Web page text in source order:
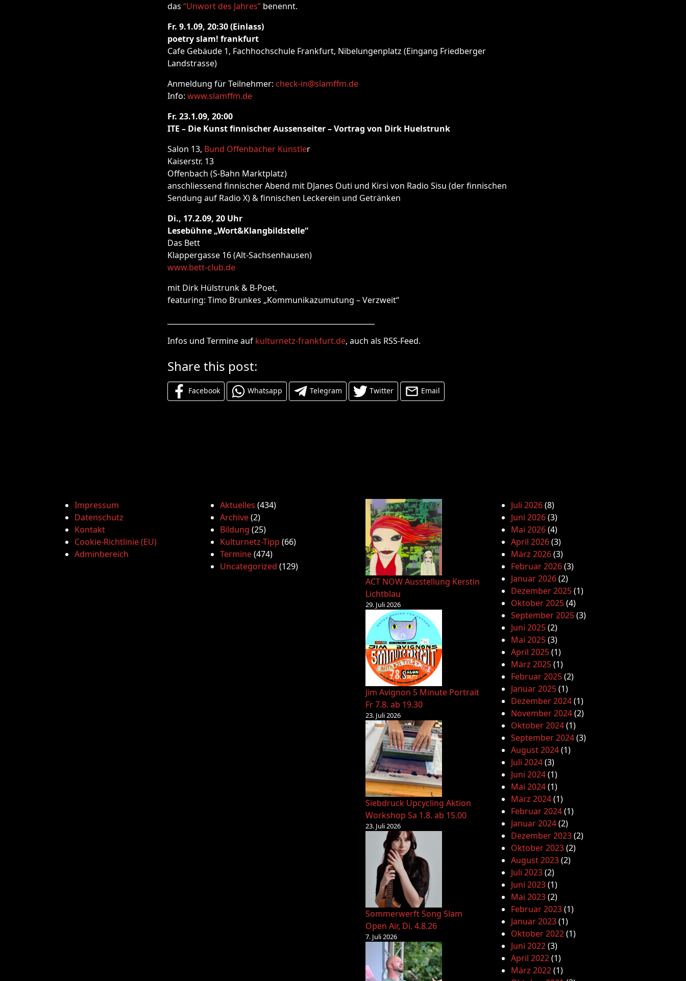
das “Unwort des Jahres” benennt.
Fr. 9.1.09, 20:30 (Einlass)
poetry slam! frankfurt
Cafe Gebäude 1, Fachhochschule Frankfurt, Nibelungenplatz (Eingang Friedberger
Landstrasse)
Anmeldung für Teilnehmer: check-in@slamffm.de
Info: www.slamffm.de
Fr. 23.1.09, 20:00
ITE – Die Kunst finnischer Aussenseiter – Vortrag von Dirk Huelstrunk
Salon 13, Bund Offenbacher Künstler
Kaiserstr. 13
Offenbach (S-Bahn Marktplatz)
anschliessend finnischer Abend mit DJanes Outi und Kirsi von Radio Sisu (der finnischen
Sendung auf Radio X) & finnischen Leckerein und Getränken
Di., 17.2.09, 20 Uhr
Lesebühne „Wort&Klangbildstelle“
Das Bett
Klappergasse 16 (Alt-Sachsenhausen)
www.bett-club.de
mit Dirk Hülstrunk & B-Poet,
featuring: Timo Brunkes „Kommunikazumutung – Verzweit“
Infos und Termine auf kulturnetz-frankfurt.de, auch als RSS-Feed.
Share this post:
Facebook Whatsapp Telegram Twitter Email
Impressum
Datenschutz
Kontakt
Cookie-Richtlinie (EU)
Adminbereich
Aktuelles (434)
Archive(2)
Bildung (25)
Kulturnetz-Tipp (66)
Termine(474)
Uncategorized (129)
ACT NOW Ausstellung Kerstin
Lichtblau
29. Juli 2026
Jim Avignon 5 Minute Portrait
Fr 7.8. ab 19.30
23. Juli 2026
Siebdruck Upcycling Aktion
Workshop Sa 1.8. ab 15.00
23. Juli 2026
Sommerwerft Song Slam
Open Air, Di. 4.8.26
7. Juli 2026
Juli 2026(8)
Juni 2026(3)
Mai 2026(4)
April 2026(3)
März 2026(3)
Februar 2026(3)
Januar 2026(2)
Dezember 2025(1)
Oktober 2025(4)
September 2025(3)
Juni 2025(2)
Mai 2025(3)
April 2025(1)
März 2025(1)
Februar 2025(2)
Januar 2025(1)
Dezember 2024(1)
November 2024(2)
Oktober 2024(1)
September 2024(3)
August 2024(1)
Juli 2024(3)
Juni 2024(1)
Mai 2024(1)
März 2024(1)
Februar 2024(1)
Januar 2024(2)
Dezember 2023(2)
Oktober 2023(2)
August 2023(2)
Juli 2023(2)
Juni 2023(1)
Mai 2023(2)
Februar 2023(1)
Januar 2023(1)
Oktober 2022(1)
Juni 2022(3)
April 2022(1)
März 2022(1)